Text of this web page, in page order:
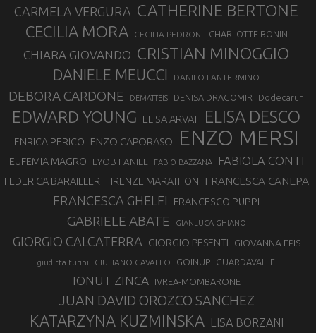
CARMELA VERGURA CATHERINE BERTONE
CECILIA MORA CECILIA PEDRONI CHARLOTTE BONIN
CHIARA GIOVANDO CRISTIAN MINOGGIO
DANIELE MEUCCI DANILO LANTERMINO
DEBORA CARDONE DEMATTEIS DENISA DRAGOMIR Dodecarun
EDWARD YOUNG ELISA ARVAT ELISA DESCO
ENRICA PERICO ENZO CAPORASO ENZO MERSI
EUFEMIA MAGRO EYOB FANIEL FABIO BAZZANA FABIOLA CONTI
FEDERICA BARAILLER FIRENZE MARATHON FRANCESCA CANEPA
FRANCESCA GHELFI FRANCESCO PUPPI
GABRIELE ABATE GIANLUCA GHIANO
GIORGIO CALCATERRA GIORGIO PESENTI GIOVANNA EPIS
giuditta turini GIULIANO CAVALLO GOINUP GUARDAVALLE
IONUT ZINCA IVREA-MOMBARONE
JUAN DAVID OROZCO SANCHEZ
KATARZYNA KUZMINSKA LISA BORZANI